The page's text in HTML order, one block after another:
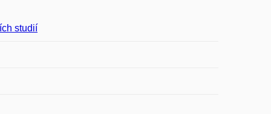
studií